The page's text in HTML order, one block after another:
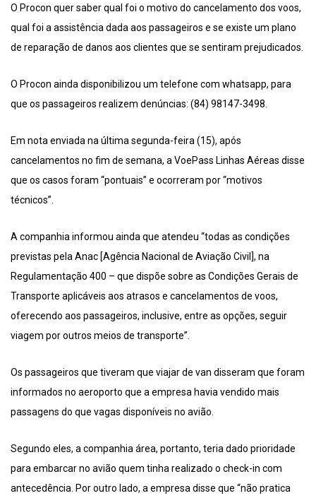
O Procon quer saber qual foi o motivo do cancelamento dos voos,
qual foi a assistência dada aos passageiros e se existe um plano
de reparação de danos aos clientes que se sentiram prejudicados.
O Procon ainda disponibilizou um telefone com whatsapp, para
que os passageiros realizem denúncias: (84) 98147-3498.
Em nota enviada na última segunda-feira (15), após
cancelamentos no fim de semana, a VoePass Linhas Aéreas disse
que os casos foram “pontuais” e ocorreram por “motivos
técnicos”.
A companhia informou ainda que atendeu “todas as condições
previstas pela Anac [Agência Nacional de Aviação Civil], na
Regulamentação 400 – que dispõe sobre as Condições Gerais de
Transporte aplicáveis aos atrasos e cancelamentos de voos,
oferecendo aos passageiros, inclusive, entre as opções, seguir
viagem por outros meios de transporte”.
Os passageiros que tiveram que viajar de van disseram que foram
informados no aeroporto que a empresa havia vendido mais
passagens do que vagas disponíveis no avião.
Segundo eles, a companhia área, portanto, teria dado prioridade
para embarcar no avião quem tinha realizado o check-in com
antecedência. Por outro lado, a empresa disse que “não pratica